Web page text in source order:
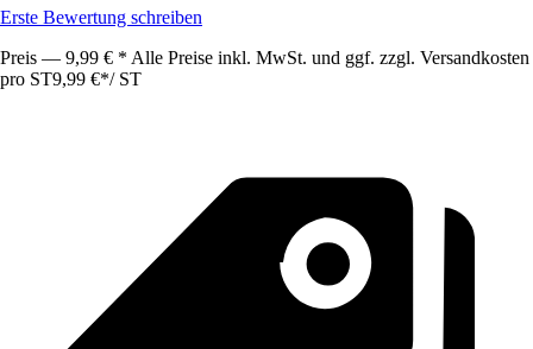
Erste Bewertung schreiben
Preis — 9,99 € * Alle Preise inkl. MwSt. und ggf. zzgl. Versandkosten
pro ST9,99 €*/ ST